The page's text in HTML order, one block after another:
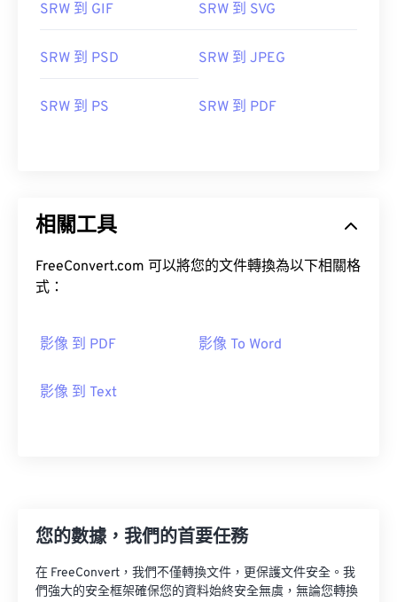
SRW 到 GIF SRW 到 SVG
SRW 到 PSD SRW 到 JPEG
SRW 到 PS SRW 到 PDF
相關工具
FreeConvert.com 可以將您的文件轉換為以下相關格
式：
影像 到 PDF 影像 To Word
影像 到 Text
您的數據，我們的首要任務
在 FreeConvert，我們不僅轉換文件，更保護文件安全。我
們強大的安全框架確保您的資料始終安全無虞，無論您轉換